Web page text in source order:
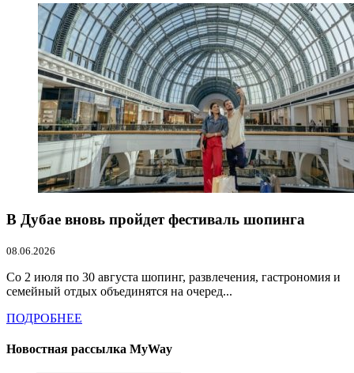
В Дубае вновь пройдет фестиваль шопинга
08.06.2026
Со 2 июля по 30 августа шопинг, развлечения, гастрономия и
семейный отдых объединятся на очеред...
ПОДРОБНЕЕ
Новостная рассылка MyWay